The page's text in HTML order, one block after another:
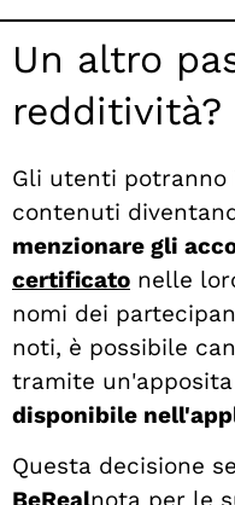
Un altro
redditività?
Gli utenti potranno
contenuti
menzionare gli
certificato nelle
nomi dei
noti, è possibile
tramite un'apposita
disponibile
Questa decisione